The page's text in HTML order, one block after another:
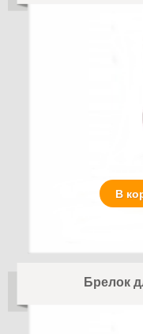
В
Брелок